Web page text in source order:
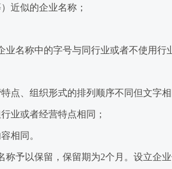
近似的企业名称；
称中的字号与同行业或者不使用行
、组织形式的排列顺序不同但文字相
业或者经营特点相同；
相同。
以保留，保留期为2个月。设立企业